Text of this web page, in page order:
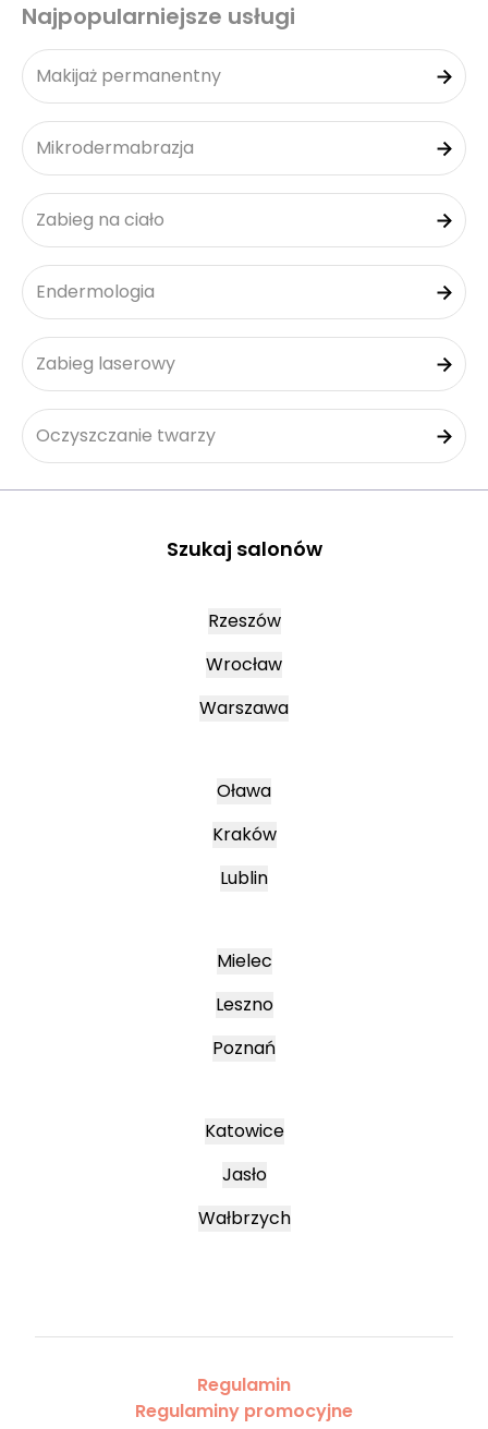
Najpopularniejsze usługi
Makijaż permanentny
Mikrodermabrazja
Zabieg na ciało
Endermologia
Zabieg laserowy
Oczyszczanie twarzy
Szukaj salonów
Rzeszów
Wrocław
Warszawa
Oława
Kraków
Lublin
Mielec
Leszno
Poznań
Katowice
Jasło
Wałbrzych
Regulamin
Regulaminy promocyjne